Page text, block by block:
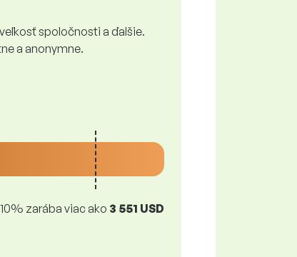
spoločnosti a ďalšie.
a anonymne.
10% zarába viac ako 3 551 USD